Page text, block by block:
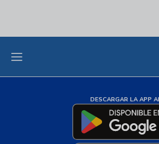
DESCARGAR LA APP